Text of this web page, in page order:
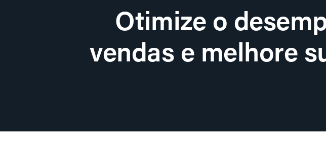
Otimize o
vendas e melhore